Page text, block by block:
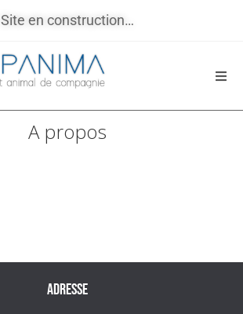
Site en construction…
A propos
ADRESSE